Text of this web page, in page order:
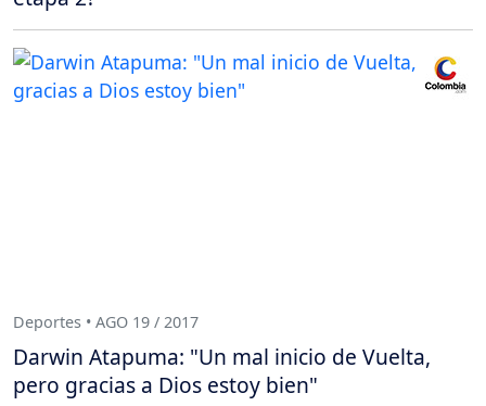
Deportes • AGO 19 / 2017
Darwin Atapuma: "Un mal inicio de Vuelta,
pero gracias a Dios estoy bien"